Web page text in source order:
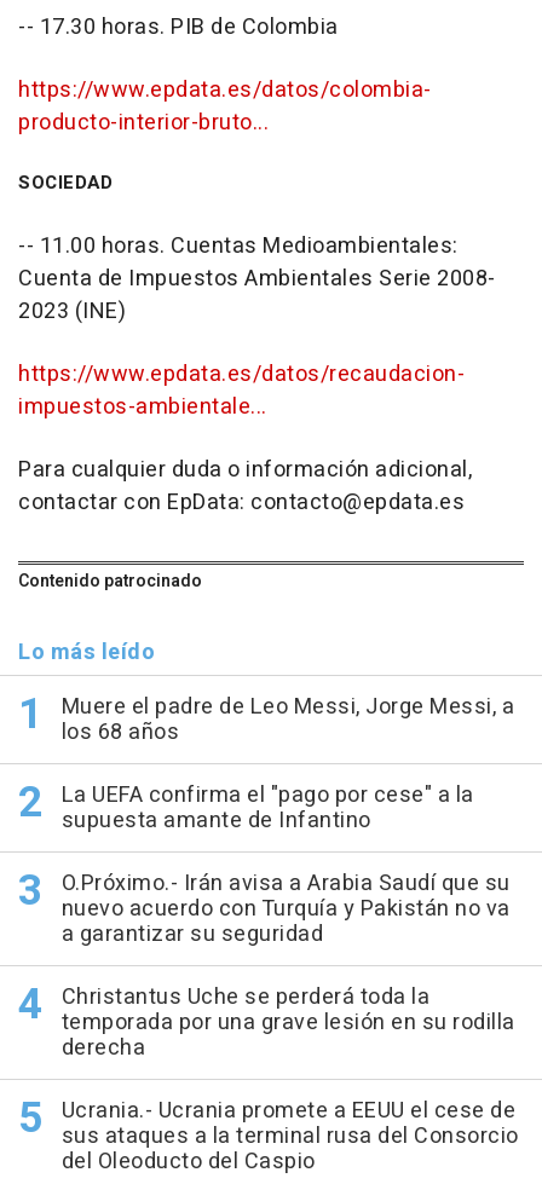
-- 17.30 horas. PIB de Colombia
https://www.epdata.es/datos/colombia-
producto-interior-bruto...
SOCIEDAD
-- 11.00 horas. Cuentas Medioambientales:
Cuenta de Impuestos Ambientales Serie 2008-
2023 (INE)
https://www.epdata.es/datos/recaudacion-
impuestos-ambientale...
Para cualquier duda o información adicional,
contactar con EpData: contacto@epdata.es
Contenido patrocinado
Lo más leído
Muere el padre de Leo Messi, Jorge Messi, a
los 68 años
La UEFA confirma el "pago por cese" a la
supuesta amante de Infantino
O.Próximo.- Irán avisa a Arabia Saudí que su
nuevo acuerdo con Turquía y Pakistán no va
a garantizar su seguridad
Christantus Uche se perderá toda la
temporada por una grave lesión en su rodilla
derecha
Ucrania.- Ucrania promete a EEUU el cese de
sus ataques a la terminal rusa del Consorcio
del Oleoducto del Caspio